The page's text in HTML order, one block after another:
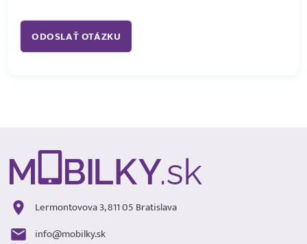
Lermontovova 3, 811 05 Bratislava
info@mobilky.sk